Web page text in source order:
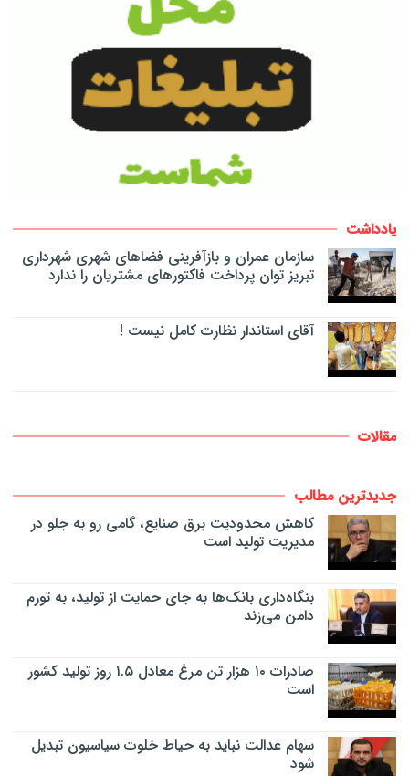
یادداشت
سازمان عمران و بازآفرینی فضاهای شهری شهرداری
تبریز توان پرداخت فاکتورهای مشتریان را ندارد
آقای استاندار نظارت کامل نیست !
مقالات
جدیدترین مطالب
کاهش محدودیت برق صنایع، گامی رو به جلو در
مدیریت تولید است
بنگاه‌داری بانک‌ها به جای حمایت از تولید، به تورم
دامن می‌زند
صادرات ۱۰ هزار تن مرغ معادل ۱.۵ روز تولید کشور
است
سهام عدالت نباید به حیاط خلوت سیاسیون تبدیل
شود